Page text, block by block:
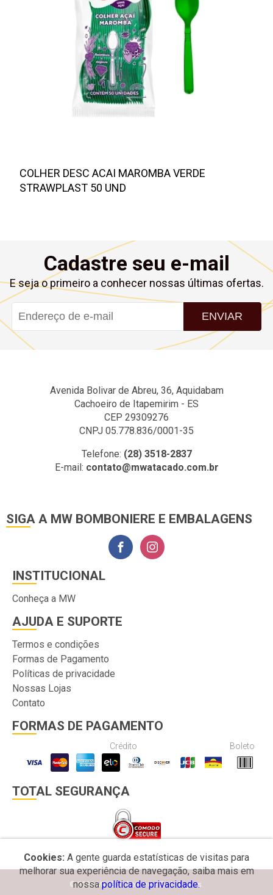
COLHER DESC ACAI MAROMBA VERDE
STRAWPLAST 50 UND
Cadastre seu e-mail
E seja o primeiro a conhecer nossas últimas ofertas.
ENVIAR
Avenida Bolivar de Abreu, 36, Aquidabam
Cachoeiro de Itapemirim - ES
CEP 29309276
CNPJ 05.778.836/0001-35
Telefone: (28) 3518-2837
E-mail: contato@mwatacado.com.br
SIGA A MW BOMBONIERE E EMBALAGENS
INSTITUCIONAL
Conheça a MW
AJUDA E SUPORTE
Termos e condições
Formas de Pagamento
Políticas de privacidade
Nossas Lojas
Contato
FORMAS DE PAGAMENTO
Crédito Boleto
TOTAL SEGURANÇA
Cookies: A gente guarda estatísticas de visitas para
melhorar sua experiência de navegação, saiba mais em
nossapolítica de privacidade.
© 2026 MW Bomboniere e Embalagens.